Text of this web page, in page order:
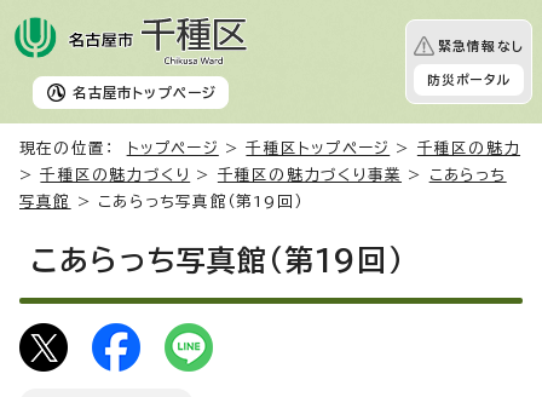
名古屋市 トップページ
緊急情報なし
防災ポータル
現在の位置： トップページ >千種区トップページ > 千種区の魅力
>千種区の魅力づくり > 千種区の魅力づくり事業 >
こあらっち
写真館
> こあらっち写真館（第19回）
こあらっち写真館（第19回）